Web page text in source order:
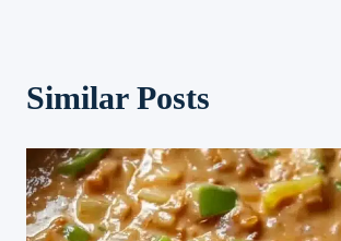
Similar Posts